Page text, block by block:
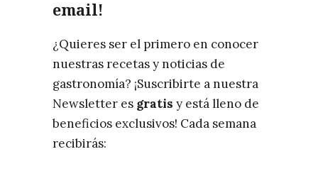
email!
¿Quieres ser el primero en conocer
nuestras recetas y noticias de
gastronomía? ¡Suscribirte a nuestra
Newsletter es gratis y está lleno de
beneficios exclusivos! Cada semana
recibirás: